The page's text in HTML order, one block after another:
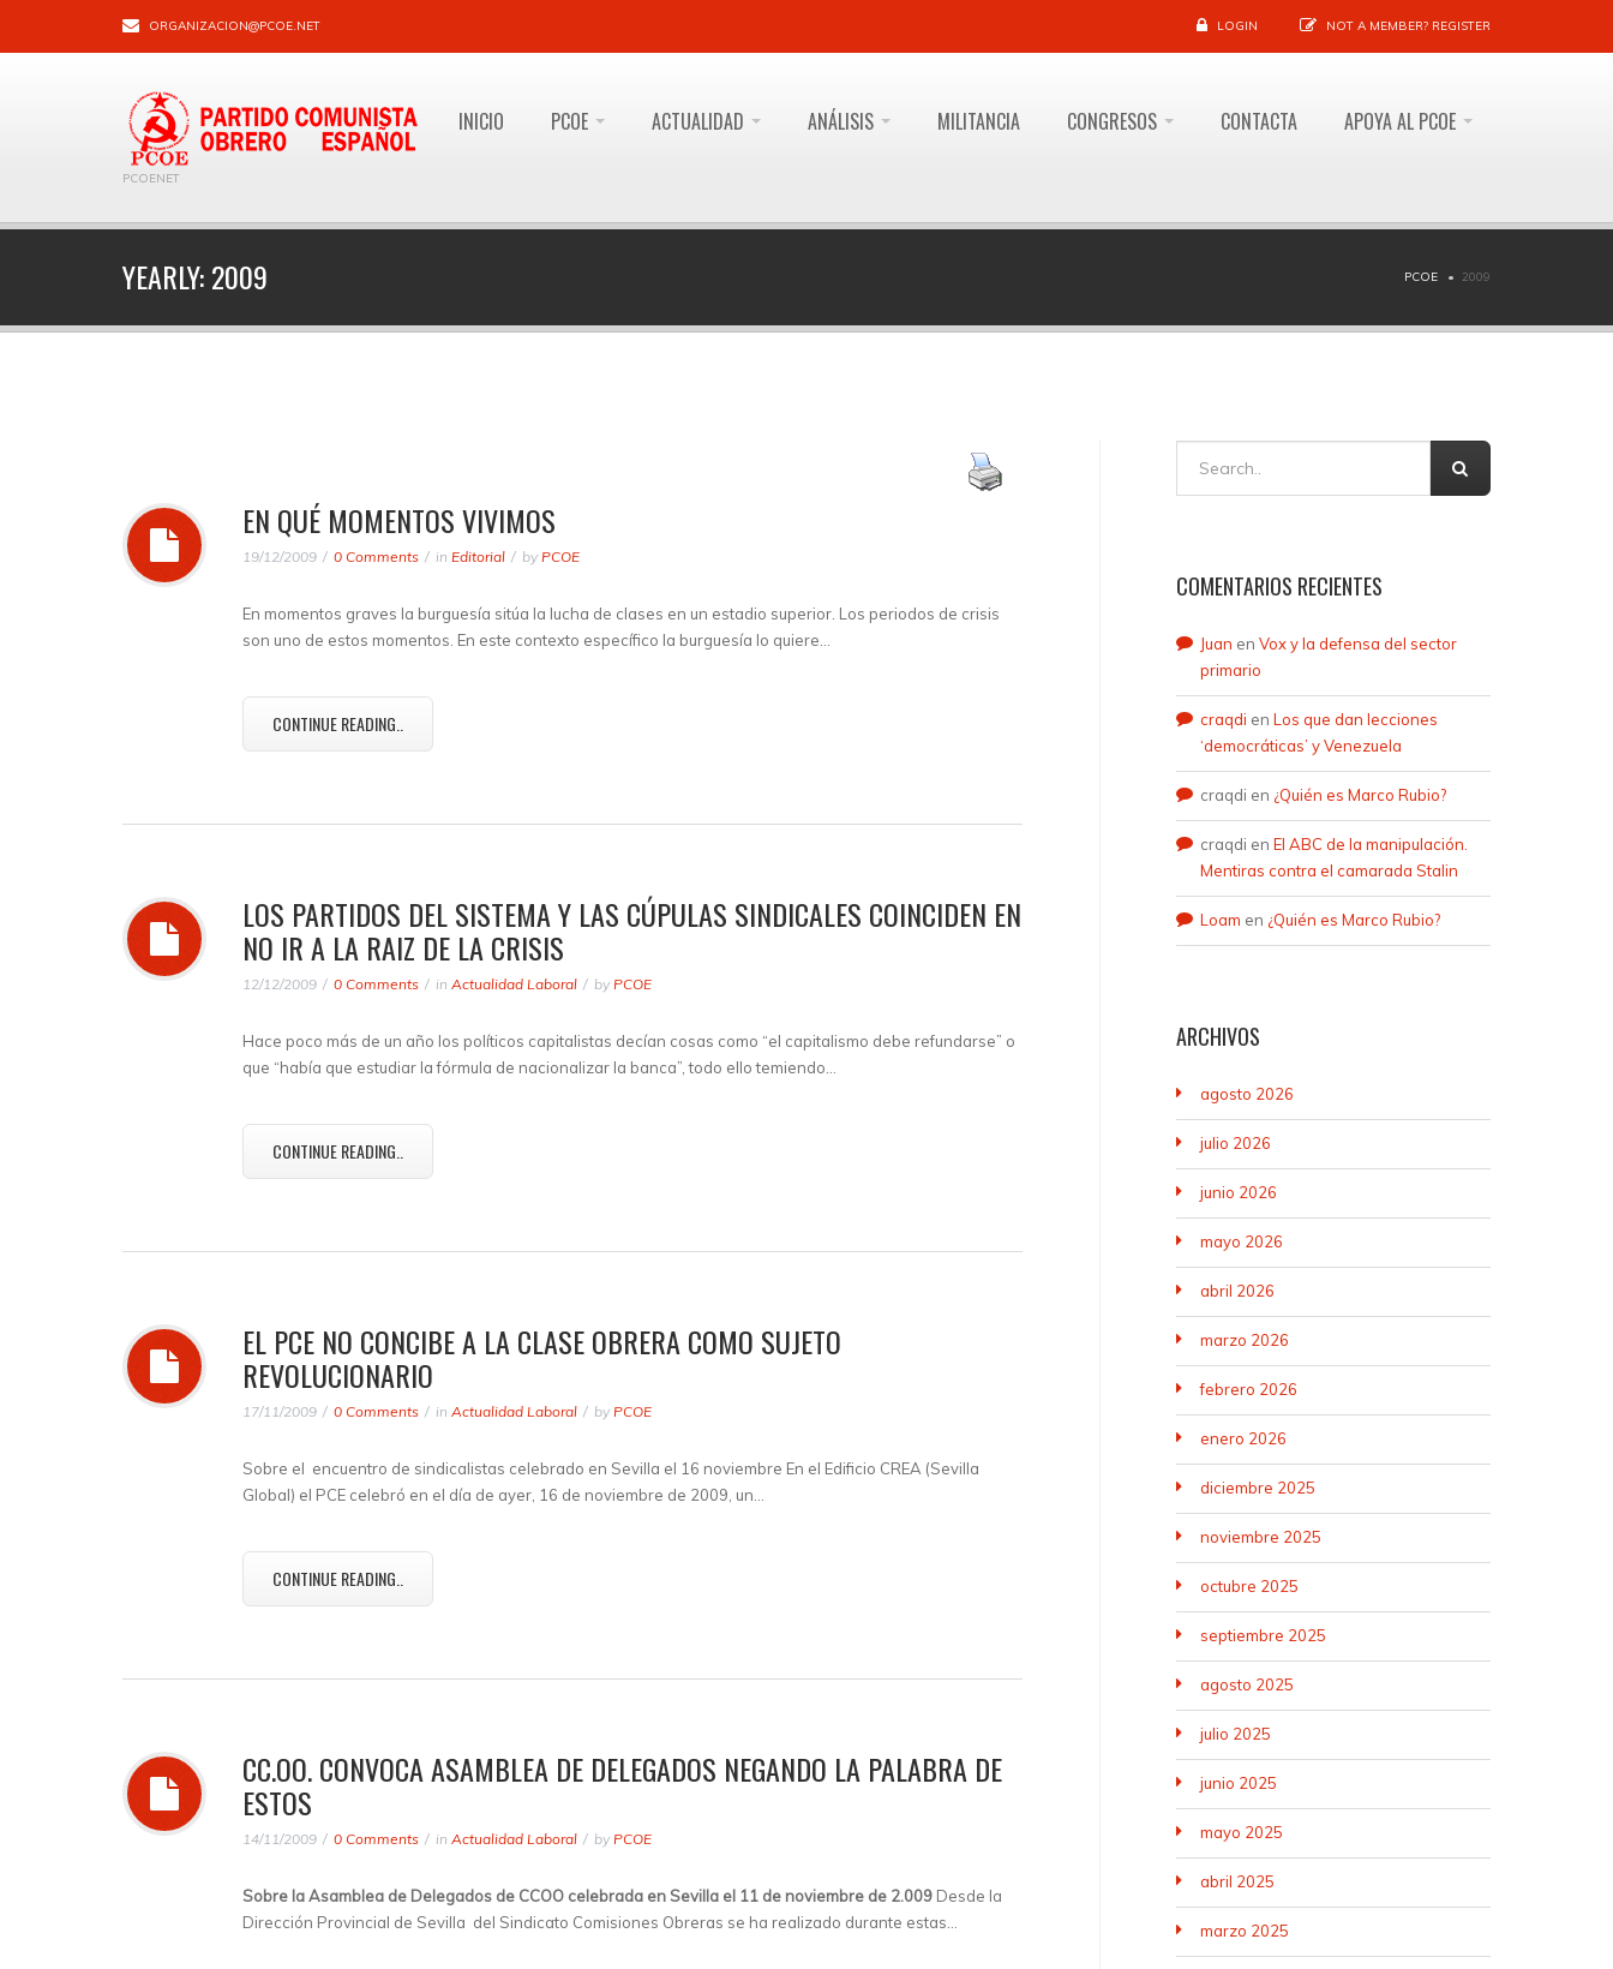
ORGANIZACION@PCOE.NET LOGIN NOT A MEMBER? REGISTER
PCOENET
INICIO PCOE ACTUALIDAD ANÁLISIS MILITANCIA CONGRESOS CONTACTA APOYA AL PCOE
YEARLY:2009 PCOE 2009
EN QUÉ MOMENTOS VIVIMOS
19/12/2009 0 Comments in Editorial by PCOE
En momentos graves la burguesía sitúa la lucha de clases en un estadio superior. Los periodos de crisis
son uno de estos momentos. En este contexto específico la burguesía lo quiere…
CONTINUE READING..
LOS PARTIDOS DEL SISTEMA Y LAS CÚPULAS SINDICALES COINCIDEN EN
NO IR A LA RAIZ DE LA CRISIS
12/12/2009 0 Comments in Actualidad Laboral by PCOE
Hace poco más de un año los políticos capitalistas decían cosas como “el capitalismo debe refundarse” o
que “había que estudiar la fórmula de nacionalizar la banca”, todo ello temiendo…
CONTINUE READING..
EL PCE NO CONCIBE A LA CLASE OBRERA COMO SUJETO
REVOLUCIONARIO
17/11/2009 0 Comments in Actualidad Laboral by PCOE
Sobre el encuentro de sindicalistas celebrado en Sevilla el 16 noviembre En el Edificio CREA (Sevilla
Global) el PCE celebró en el día de ayer, 16 de noviembre de 2009, un…
CONTINUE READING..
CC.OO. CONVOCA ASAMBLEA DE DELEGADOS NEGANDO LA PALABRA DE
ESTOS
14/11/2009 0 Comments in Actualidad Laboral by PCOE
Sobre la Asamblea de Delegados de CCOO celebrada en Sevilla el 11 de noviembre de 2.009 Desde la
Dirección Provincial de Sevilla del Sindicato Comisiones Obreras se ha realizado durante estas…
COMENTARIOS RECIENTES
Juan en Vox y la defensa del sector
primario
craqdi en Los que dan lecciones
‘democráticas’ y Venezuela
craqdi en ¿Quién es Marco Rubio?
craqdi en El ABC de la manipulación.
Mentiras contra el camarada Stalin
Loam en ¿Quién es Marco Rubio?
ARCHIVOS
agosto 2026
julio 2026
junio 2026
mayo 2026
abril 2026
marzo 2026
febrero 2026
enero 2026
diciembre 2025
noviembre 2025
octubre 2025
septiembre 2025
agosto 2025
julio 2025
junio 2025
mayo 2025
abril 2025
marzo 2025